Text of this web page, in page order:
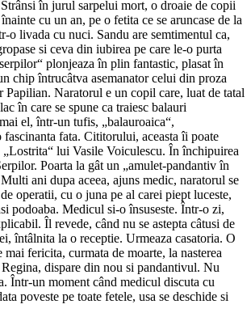
în jurul sarpelui mort, o droaie de copii
cu un an, pe o fetita ce se aruncase de la
o livada cu nuci. Sandu are semtimentul ca,
si ceva din iubirea pe care le-o purta
plonjeaza în plin fantastic, plasat în
chip întrucâtva asemanator celui din proza
Papilian. Naratorul e un copil care, luat de tatal
în care se spune ca traiesc balauri
el, într-un tufis, „balauroaica“,
fata. Cititorului, aceasta îi poate
„Lostrita“ lui Vasile Voiculescu. În închipuirea
Poarta la gât un „amulet-pandantiv în
ani dupa aceea, ajuns medic, naratorul se
operatii, cu o juna pe al carei piept luceste,
podoaba. Medicul si-o însuseste. Într-o zi,
Îl revede, când nu se astepta câtusi de
întâlnita la o receptie. Urmeaza casatoria. O
mai fericita, curmata de moarte, la nasterea
dispare din nou si pandantivul. Nu
Într-un moment când medicul discuta cu
poveste pe toate fetele, usa se deschide si